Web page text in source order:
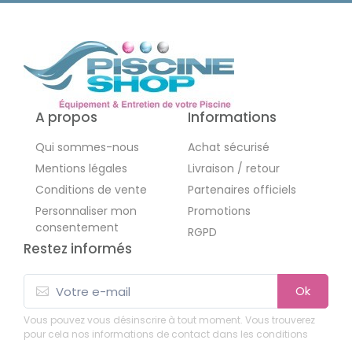
A propos
Qui sommes-nous
Mentions légales
Conditions de vente
Personnaliser mon
consentement
Informations
Achat sécurisé
Livraison / retour
Partenaires officiels
Promotions
RGPD
Restez informés
Ok
Vous pouvez vous désinscrire à tout moment. Vous trouverez
pour cela nos informations de contact dans les conditions